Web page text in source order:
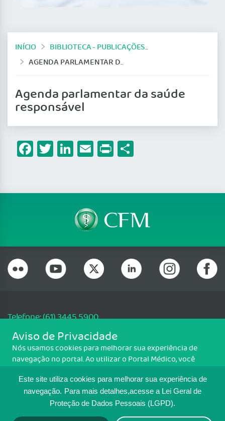
Este site utiliza cookies para melhorar sua experiência de
navegação. Para mais detalhes,acesse a Lei Geral de
Proteção de Dados Pessoais (LGPD).
INÍCIO
BIBLIOTECA - PUBLICAÇÕES DO CFM
AGENDA PARLAMENTAR DA SAÚDE RESPONSÁVEL
Agenda parlamentar da saúde
responsável
Facebook
Twitter
LinkedIn
Email
Print
Telefone: (61) 3445 5900
Email: cfm@portalmedico.org.br
SGAS 616, Conjunto D, Lote 115, L2 Sul, Brasília/DF - CEP: 70200-760 -
CNPJ: 33.583.550/0001-30
MAPA DO SITE
Aviso de Privacidade
Nós usamos cookies para melhorar sua experiência de
navegação no portal. Ao utilizar o Portal Médico, você
Para ter mais informações sobre como isso é feito, acesse
Política de cookies. Se você concorda, clique em ACEITO.